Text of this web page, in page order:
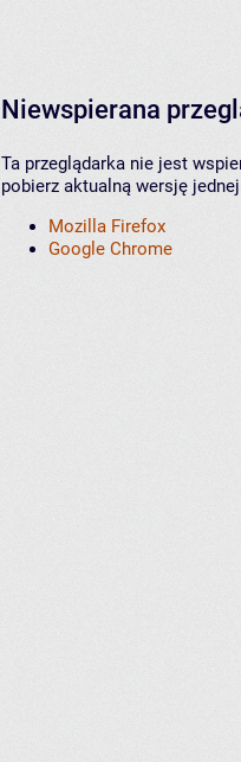
Niewspierana
Ta przeglądarka nie jest
pobierz aktualną wersję
Mozilla Firefox
Google Chrome